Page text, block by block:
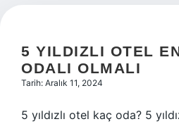
5 YILDIZLI OTEL
ODALI OLMALI
Tarih: Aralık 11, 2024
5 yıldızlı otel kaç oda? 5